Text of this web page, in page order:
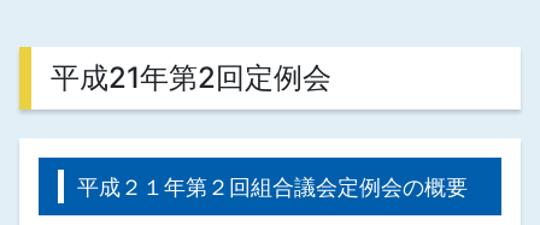
平成21年第2回定例会
平成２１年第２回組合議会定例会の概要